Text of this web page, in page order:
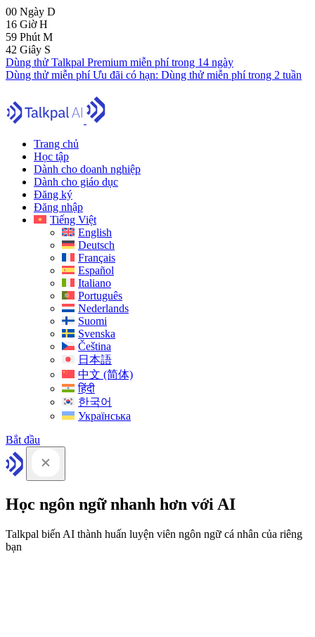
00 Ngày D
16 GiờH
59 Phút M
41 Giây S
Dùng thử Talkpal Premium miễn phí trong 14 ngày
Dùng thử miễn phíƯu đãi có hạn: Dùng thử miễn phí trong 2 tuần
Trang chủ
Học tập
Dành cho doanh nghiệp
Dành cho giáo dục
Đăng ký
Đăng nhập
Tiếng Việt
English
Deutsch
Français
Español
Italiano
Português
Nederlands
Suomi
Svenska
Čeština
日本語
中文 (简体)
हिंदी
한국어
Українська
Bắt đầu
Học ngôn ngữ nhanh hơn với AI
Talkpal biến AI thành huấn luyện viên ngôn ngữ cá nhân của riêng
bạn